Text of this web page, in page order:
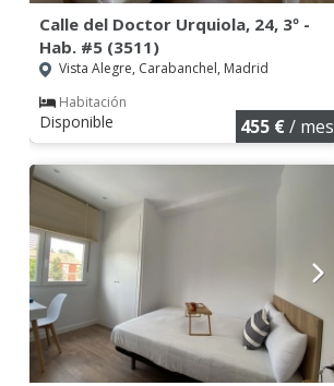
Calle del Doctor Urquiola, 24, 3º -
Hab. #5 (3511)
Vista Alegre, Carabanchel, Madrid
Habitación
Disponible 455 €/ mes